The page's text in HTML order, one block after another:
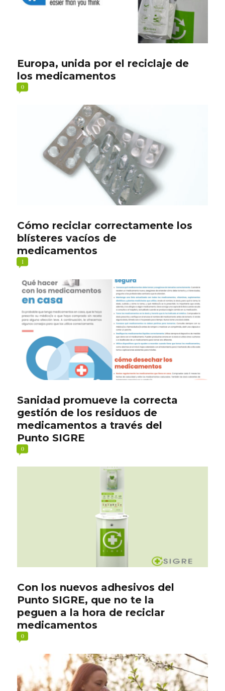
Europa, unida por el reciclaje de
los medicamentos
0
Cómo reciclar correctamente los
blísteres vacíos de
medicamentos
1
Sanidad promueve la correcta
gestión de los residuos de
medicamentos a través del
Punto SIGRE
0
Con los nuevos adhesivos del
Punto SIGRE, que no te la
peguen a la hora de reciclar
medicamentos
0